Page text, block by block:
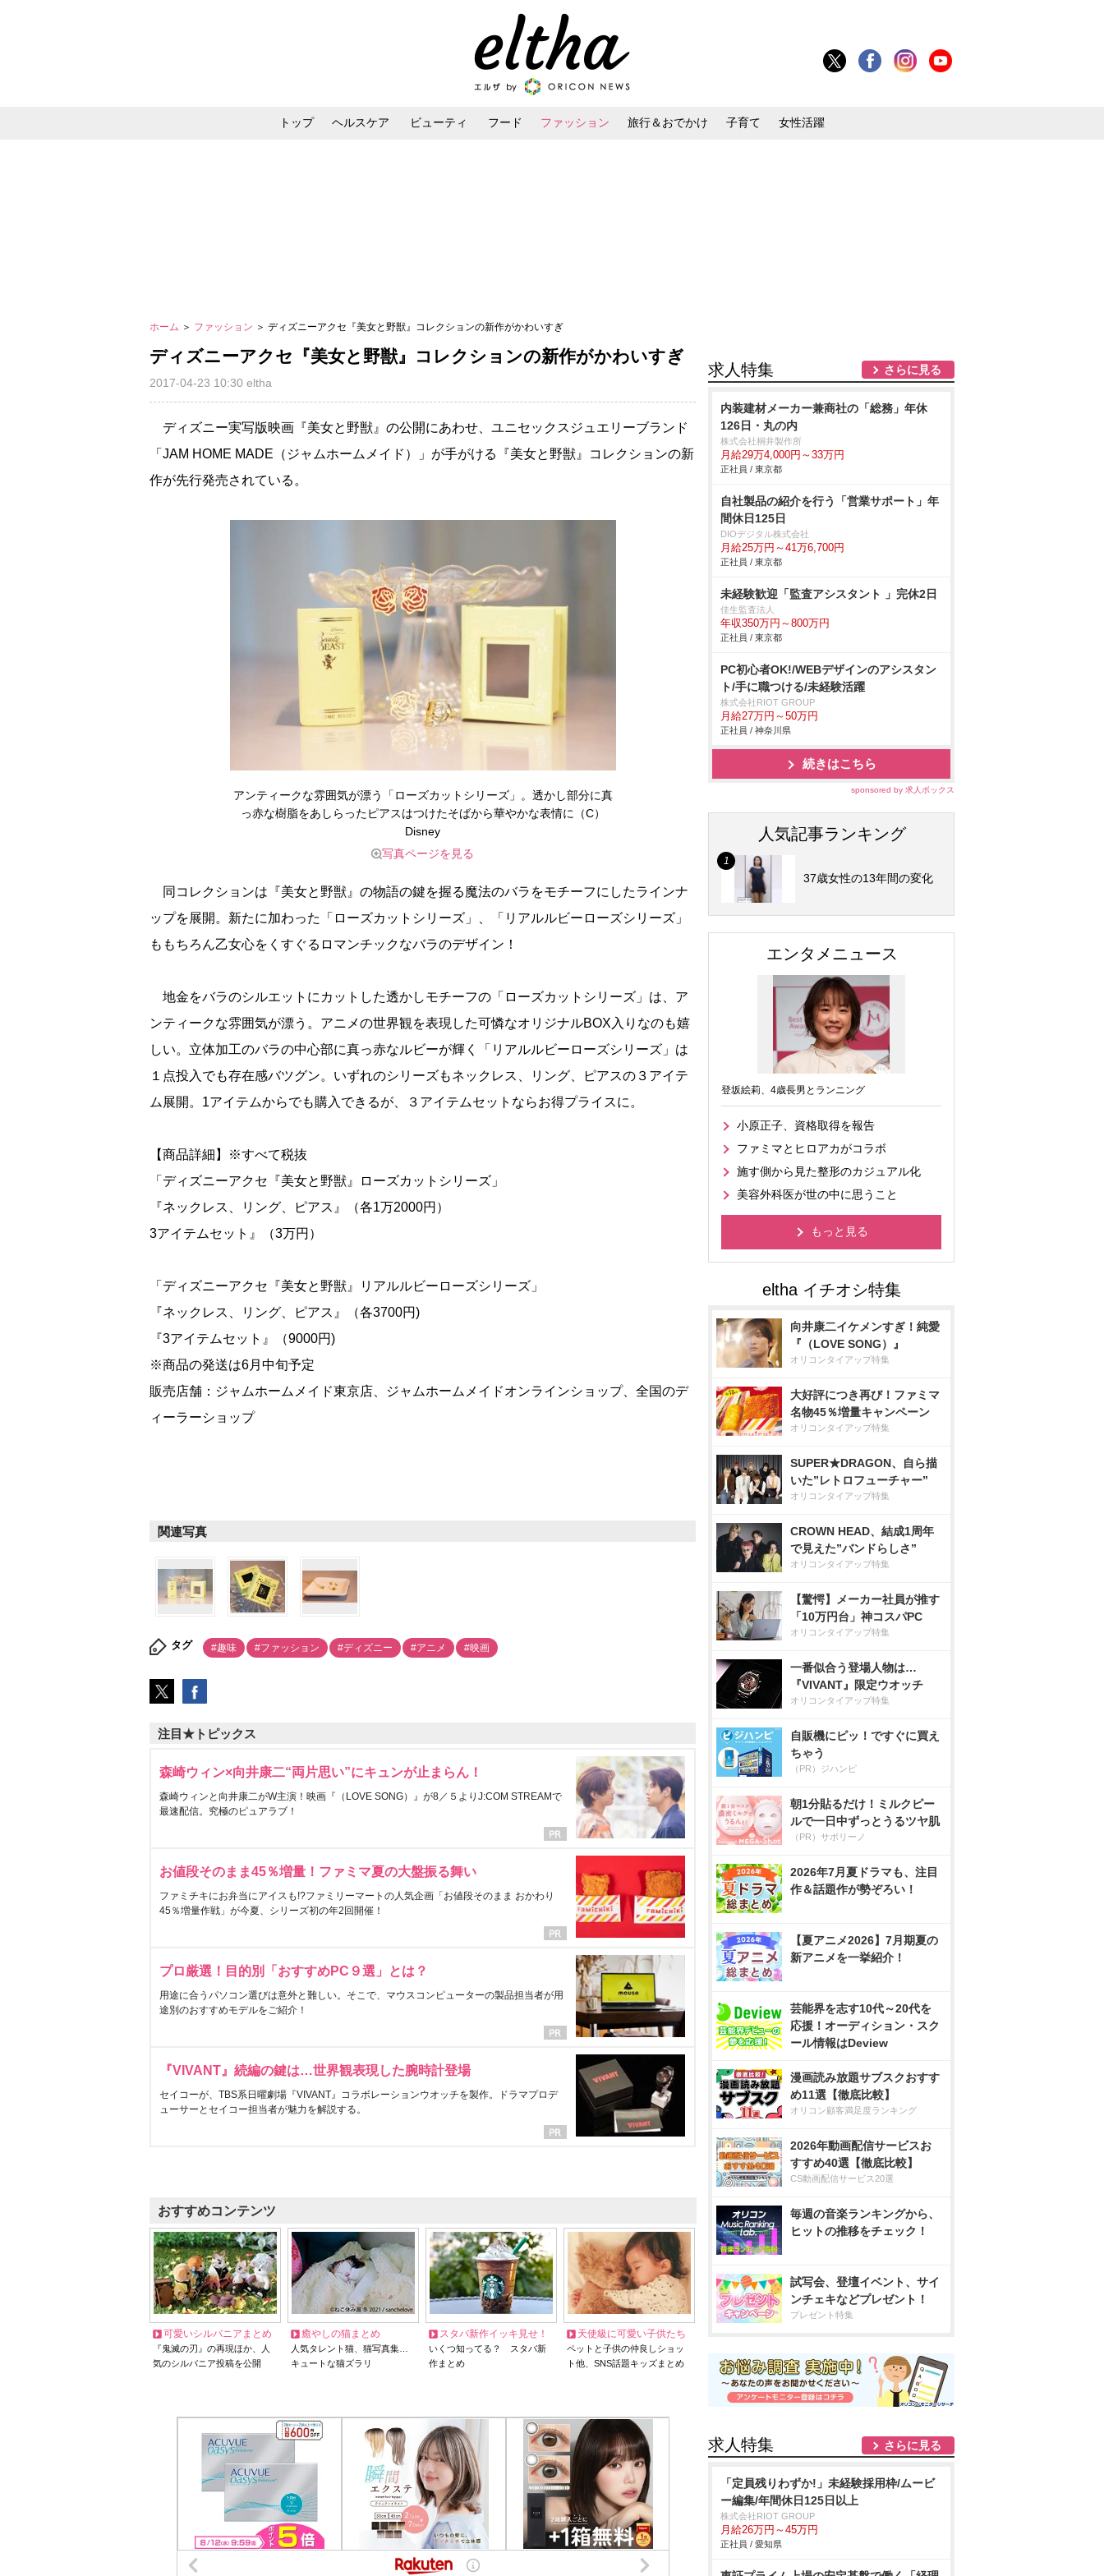
トップ ヘルスケア ビューティ フード ファッション 旅行＆おでかけ 子育て 女性活躍
ホーム ＞ ファッション ＞ ディズニーアクセ『美女と野獣』コレクションの新作がかわいすぎ
ディズニーアクセ『美女と野獣』コレクションの新作がかわいすぎ
2017-04-23 10:30 eltha
ディズニー実写版映画『美女と野獣』の公開にあわせ、ユニセックスジュエリーブランド
「JAM HOME MADE（ジャムホームメイド）」が手がける『美女と野獣』コレクションの新
作が先行発売されている。
アンティークな雰囲気が漂う「ローズカットシリーズ」。透かし部分に真
っ赤な樹脂をあしらったピアスはつけたそばから華やかな表情に（C）
Disney
写真ページを見る
同コレクションは『美女と野獣』の物語の鍵を握る魔法のバラをモチーフにしたラインナ
ップを展開。新たに加わった「ローズカットシリーズ」、「リアルルビーローズシリーズ」
ももちろん乙女心をくすぐるロマンチックなバラのデザイン！
地金をバラのシルエットにカットした透かしモチーフの「ローズカットシリーズ」は、ア
ンティークな雰囲気が漂う。アニメの世界観を表現した可憐なオリジナルBOX入りなのも嬉
しい。立体加工のバラの中心部に真っ赤なルビーが輝く「リアルルビーローズシリーズ」は
１点投入でも存在感バツグン。いずれのシリーズもネックレス、リング、ピアスの３アイテ
ム展開。1アイテムからでも購入できるが、３アイテムセットならお得プライスに。
【商品詳細】※すべて税抜
「ディズニーアクセ『美女と野獣』ローズカットシリーズ」
『ネックレス、リング、ピアス』（各1万2000円）
3アイテムセット』（3万円）
「ディズニーアクセ『美女と野獣』リアルルビーローズシリーズ」
『ネックレス、リング、ピアス』（各3700円)
『3アイテムセット』（9000円)
※商品の発送は6月中旬予定
販売店舗：ジャムホームメイド東京店、ジャムホームメイドオンラインショップ、全国のデ
ィーラーショップ
関連写真
タグ #趣味 #ファッション #ディズニー #アニメ #映画
注目★トピックス
森崎ウィン×向井康二“両片思い”にキュンが止まらん！
森崎ウィンと向井康二がW主演！映画『（LOVE SONG）』が8／５よりJ:COM STREAMで
最速配信。究極のピュアラブ！
お値段そのまま45％増量！ファミマ夏の大盤振る舞い
ファミチキにお弁当にアイスも!?ファミリーマートの人気企画「お値段そのまま おかわり
45％増量作戦」が今夏、シリーズ初の年2回開催！
プロ厳選！目的別「おすすめPC９選」とは？
用途に合うパソコン選びは意外と難しい。そこで、マウスコンピューターの製品担当者が用
途別のおすすめモデルをご紹介！
『VIVANT』続編の鍵は…世界観表現した腕時計登場
セイコーが、TBS系日曜劇場『VIVANT』コラボレーションウオッチを製作。ドラマプロデ
ューサーとセイコー担当者が魅力を解説する。
おすすめコンテンツ
可愛いシルバニアまとめ
『鬼滅の刃』の再現ほか、人
気のシルバニア投稿を公開
癒やしの猫まとめ
人気タレント猫、猫写真集…
キュートな猫ズラリ
スタバ新作イッキ見せ！
いくつ知ってる？ スタバ新
作まとめ
天使級に可愛い子供たち
ペットと子供の仲良しショッ
ト他、SNS話題キッズまとめ
求人特集 さらに見る
内装建材メーカー兼商社の「総務」年休
126日・丸の内
株式会社桐井製作所
月給29万4,000円～33万円
正社員 / 東京都
自社製品の紹介を行う「営業サポート」年
間休日125日
DIOデジタル株式会社
月給25万円～41万6,700円
正社員 / 東京都
未経験歓迎「監査アシスタント 」完休2日
佳生監査法人
年収350万円～800万円
正社員 / 東京都
PC初心者OK!/WEBデザインのアシスタン
ト/手に職つける/未経験活躍
株式会社RIOT GROUP
月給27万円～50万円
正社員 / 神奈川県
続きはこちら
sponsored by 求人ボックス
人気記事ランキング
37歳女性の13年間の変化
エンタメニュース
登坂絵莉、4歳長男とランニング
小原正子、資格取得を報告
ファミマとヒロアカがコラボ
施す側から見た整形のカジュアル化
美容外科医が世の中に思うこと
もっと見る
向井康二イケメンすぎ！純愛
『（LOVE SONG）』
オリコンタイアップ特集
大好評につき再び！ファミマ
名物45％増量キャンペーン
オリコンタイアップ特集
SUPER★DRAGON、自ら描
いた”レトロフューチャー”
オリコンタイアップ特集
CROWN HEAD、結成1周年
で見えた”バンドらしさ”
オリコンタイアップ特集
【驚愕】メーカー社員が推す
「10万円台」神コスパPC
オリコンタイアップ特集
一番似合う登場人物は…
『VIVANT』限定ウオッチ
オリコンタイアップ特集
自販機にピッ！ですぐに買え
ちゃう
（PR）ジハンピ
朝1分貼るだけ！ミルクピー
ルで一日中ずっとうるツヤ肌
（PR）サボリーノ
2026年7月夏ドラマも、注目
作＆話題作が勢ぞろい！
【夏アニメ2026】7月期夏の
新アニメを一挙紹介！
芸能界を志す10代～20代を
応援！オーディション・スク
ール情報はDeview
漫画読み放題サブスクおすす
め11選【徹底比較】
オリコン顧客満足度ランキング
2026年動画配信サービスお
すすめ40選【徹底比較】
CS動画配信サービス20選
毎週の音楽ランキングから、
ヒットの推移をチェック！
試写会、登壇イベント、サイ
ンチェキなどプレゼント！
プレゼント特集
求人特集 さらに見る
「定員残りわずか!」未経験採用枠/ムービ
ー編集/年間休日125日以上
株式会社RIOT GROUP
月給26万円～45万円
正社員 / 愛知県